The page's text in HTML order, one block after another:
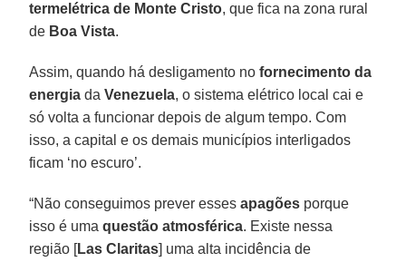
termelétrica de Monte Cristo, que fica na zona rural
de Boa Vista.
Assim, quando há desligamento nofornecimento da
energia daVenezuela, o sistema elétrico local cai e
só volta a funcionar depois de algum tempo. Com
isso, a capital e os demais municípios interligados
ficam ‘no escuro’.
“Não conseguimos prever essesapagões porque
isso é umaquestão atmosférica. Existe nessa
região [Las Claritas] uma alta incidência de